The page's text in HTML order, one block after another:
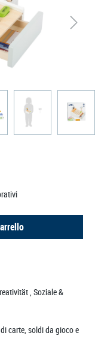
la quantità
, Soziale &
carte, soldi da gioco e